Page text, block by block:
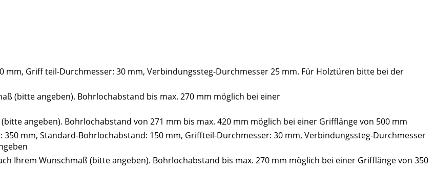
Griff teil-Durchmesser: 30 mm, Verbindungssteg-Durchmesser 25 mm. Für Holztüren bitte bei der
(bitte angeben). Bohrlochabstand bis max. 270 mm möglich bei einer
angeben). Bohrlochabstand von 271 mm bis max. 420 mm möglich bei einer Grifflänge von 500 mm
mm, Standard-Bohrlochabstand: 150 mm, Griffteil-Durchmesser: 30 mm, Verbindungssteg-Durchmesser
Ihrem Wunschmaß (bitte angeben). Bohrlochabstand bis max. 270 mm möglich bei einer Grifflänge von 350